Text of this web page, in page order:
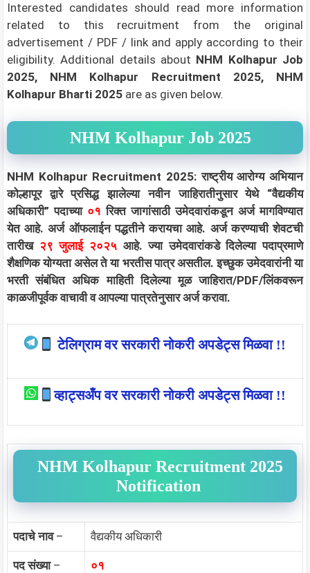
Interested candidates should read more information
related to this recruitment from the original
advertisement / PDF / link and apply according to their
eligibility.Additional details about NHM Kolhapur Job
2025, NHM Kolhapur Recruitment 2025, NHM
Kolhapur Bharti 2025 are as given below.
NHM Kolhapur Job 2025
NHM Kolhapur Recruitment 2025: राष्ट्रीय आरोग्य अभियान
कोल्हापूर द्वारे प्रसिद्ध झालेल्या नवीन जाहिरातीनुसार येथे “वैद्यकीय
अधिकारी” पदाच्या ०१रिक्त जागांसाठी उमेदवारांकडून अर्ज मागविण्यात
येत आहे. अर्ज ऑफलाईन पद्धतीने करायचा आहे. अर्ज करण्याची शेवटची
तारीख २९ जुलाई २०२५आहे. ज्या उमेदवारांकडे दिलेल्या पदाप्रमाणे
शैक्षणिक योग्यता असेल ते या भरतीस पात्र असतील. इच्छुक उमेदवारांनी या
भरती संबंधित अधिक माहिती दिलेल्या मूळ जाहिरात/PDF/लिंकवरून
काळजीपूर्वक वाचावी व आपल्या पात्रतेनुसार अर्ज करावा.
टेलिग्राम वर सरकारी नोकरी अपडेट्स मिळवा !!
व्हाट्सअँप वर सरकारी नोकरी अपडेट्स मिळवा !!
NHM Kolhapur Recruitment 2025
Notification
पदाचे नाव– वैद्यकीय अधिकारी
पद संख्या– ०१